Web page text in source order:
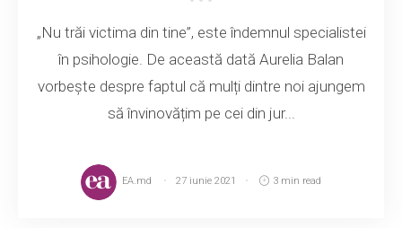
„Nu trăi victima din tine”, este îndemnul specialistei
în psihologie. De această dată Aurelia Balan
vorbește despre faptul că mulți dintre noi ajungem
să învinovățim pe cei din jur...
EA.md 27 iunie 2021 3 min read